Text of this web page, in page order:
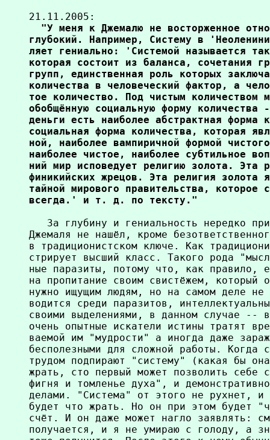
21.11.2005:
"У меня к Джемалю не восторженное
глубокий. Например, Систему в
ляет гениально: 'Системой называется
которая состоит из баланса, сочетания
групп, единственная роль которых
количества в человеческий фактор, а
тое количество. Под чистым количеством
обобщённую социальную форму
деньги есть наиболее абстрактная форма
социальная форма количества, которая
ной, наиболее вампиричной формой
наиболее чистое, наиболее субтильное
ний мир исповедует религию золота. Эта
финикийских жрецов. Эта религия золота
тайной мирового правительства, которое
всегда.' и т. д. по тексту."
За глубину и гениальность нередко
Джемаля не нашёл, кроме
в традиционистском ключе. Как
стрирует высший класс. Такого рода
ные паразиты, потому что, как правило,
на пропитание своим свистёжем, который
нужно ищущим людям, но на самом деле не
водится среди паразитов,
своими выделениями, в данном случае --
очень опытные искатели истины тратят
ваемой им "мудрости" а иногда даже
бесполезными для сложной работы. Когда
трудом подпирают "систему" (какая бы
жрать, сто первый может позволить себе
фигня и томленье духа", и
делами. "Система" от этого не рухнет, и
будет что жрать. Но он при этом будет
счёт. И он даже может нагло заявлять:
получается, и я не умираю с голоду, а